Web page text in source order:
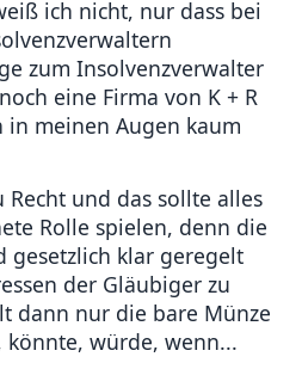
ich nicht, nur dass bei
zum Insolvenzverwalter
eine Firma von K + R
meinen Augen kaum
Recht und das sollte alles
Rolle spielen, denn die
gesetzlich klar geregelt
der Gläubiger zu
dann nur die bare Münze
würde, wenn...